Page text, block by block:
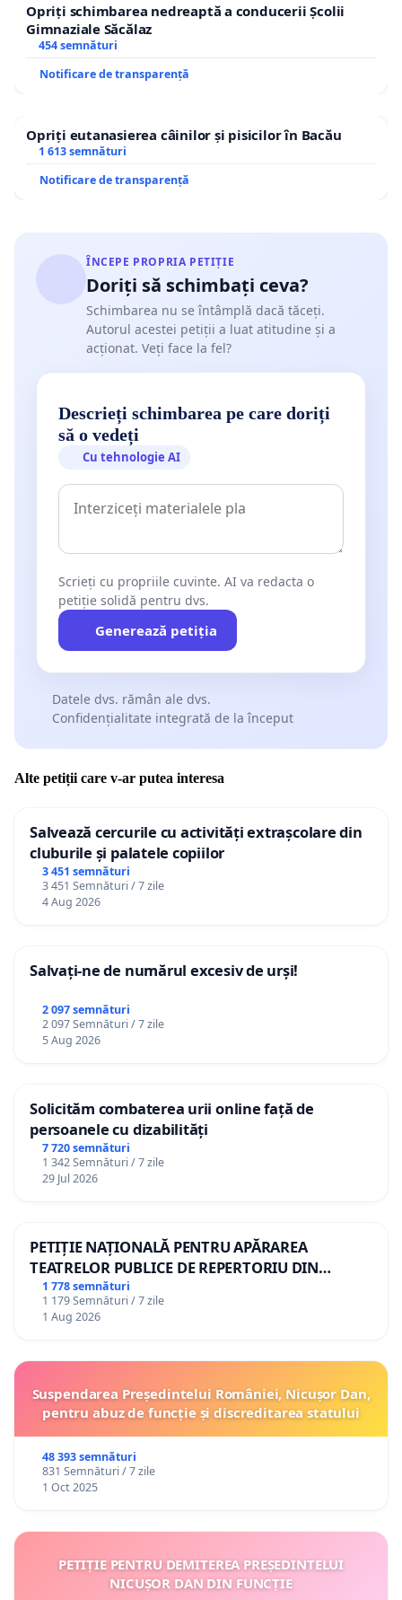
Opriți schimbarea nedreaptă a conducerii Școlii
Gimnaziale Săcălaz
454 semnături
Notificare de transparență
Opriți eutanasierea câinilor și pisicilor în Bacău
1 613 semnături
Notificare de transparență
ÎNCEPE PROPRIA PETIȚIE
Doriți să schimbați ceva?
Schimbarea nu se întâmplă dacă tăceți.
Autorul acestei petiții a luat atitudine și a
acționat. Veți face la fel?
Descrieți schimbarea pe care doriți
să o vedeți
Cu tehnologie AI
Scrieți cu propriile cuvinte. AI va redacta o
petiție solidă pentru dvs.
Generează petiția
Datele dvs. rămân ale dvs.
Confidențialitate integrată de la început
Alte petiții care v-ar putea interesa
Salvează cercurile cu activități extrașcolare din
cluburile și palatele copiilor
3 451 semnături
3 451 Semnături / 7 zile
4 Aug 2026
Salvați-ne de numărul excesiv de urși!
2 097 semnături
2 097 Semnături / 7 zile
5 Aug 2026
Solicităm combaterea urii online față de
persoanele cu dizabilități
7 720 semnături
1 342 Semnături / 7 zile
29 Jul 2026
PETIȚIE NAȚIONALĂ PENTRU APĂRAREA
TEATRELOR PUBLICE DE REPERTORIU DIN
ROMÂNIA
1 778 semnături
1 179 Semnături / 7 zile
1 Aug 2026
Suspendarea Președintelui României, Nicușor Dan,
pentru abuz de funcție și discreditarea statului
48 393 semnături
831 Semnături / 7 zile
1 Oct 2025
PETIȚIE PENTRU DEMITEREA PREȘEDINTELUI
NICUȘOR DAN DIN FUNCȚIE